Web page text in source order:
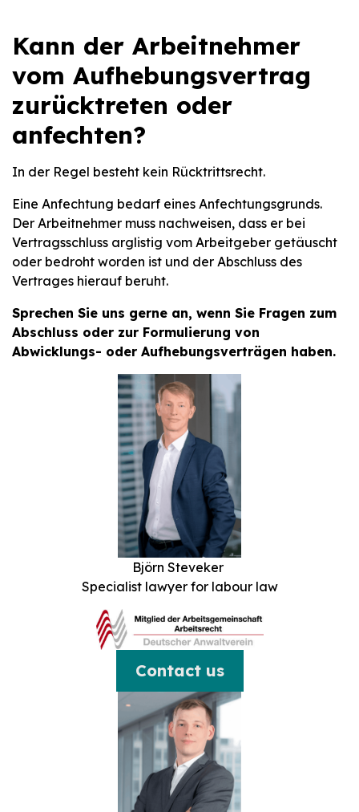
Kann der Arbeitnehmer
vom Aufhebungsvertrag
zurücktreten oder
anfechten?
In der Regel besteht kein Rücktrittsrecht.
Eine Anfechtung bedarf eines Anfechtungsgrunds.
Der Arbeitnehmer muss nachweisen, dass er bei
Vertragsschluss arglistig vom Arbeitgeber getäuscht
oder bedroht worden ist und der Abschluss des
Vertrages hierauf beruht.
Sprechen Sie uns gerne an, wenn Sie Fragen zum
Abschluss oder zur Formulierung von
Abwicklungs- oder Aufhebungsverträgen haben.
Björn Steveker
Specialist lawyer for labour law
Contact us